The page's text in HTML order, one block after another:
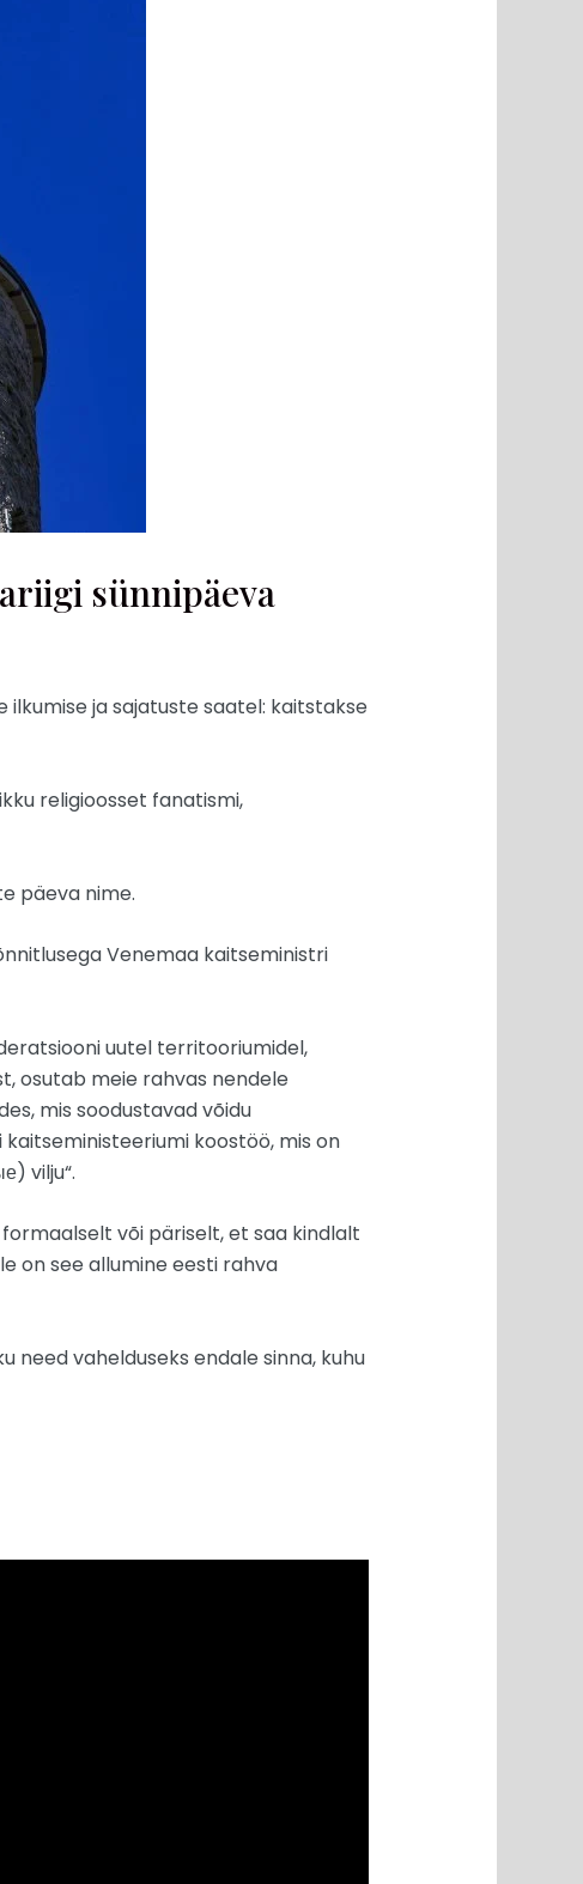
sünnipäeva
ilkumise ja sajatuste saatel: kaitstakse
religioosset fanatismi,
päeva nime.
Venemaa kaitseministri
uutel territooriumidel,
osutab meie rahvas nendele
mis soodustavad võidu
koostöö, mis on
vilju“.
või päriselt, et saa kindlalt
on see allumine eesti rahva
need vahelduseks endale sinna, kuhu